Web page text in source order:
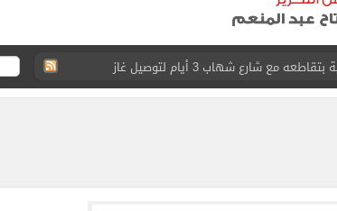
بيلبورد عربية لـ68 أسبوعا
كليا من المنيب للعياط.. اعرف التحويلات
حول علاج سيدة بريطانية في شرم الشيخ